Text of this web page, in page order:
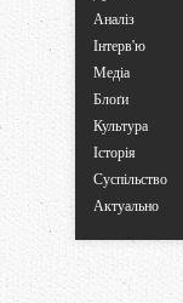
Аналіз
Інтерв'ю
Медіа
Блоґи
Культура
Історія
Суспільство
Актуально